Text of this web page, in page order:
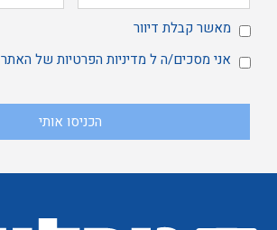
מאשר קבלת דיוור
אני
אני מסכים/ה ל מדיניות הפרטיות של האתר
הכניסו אותי